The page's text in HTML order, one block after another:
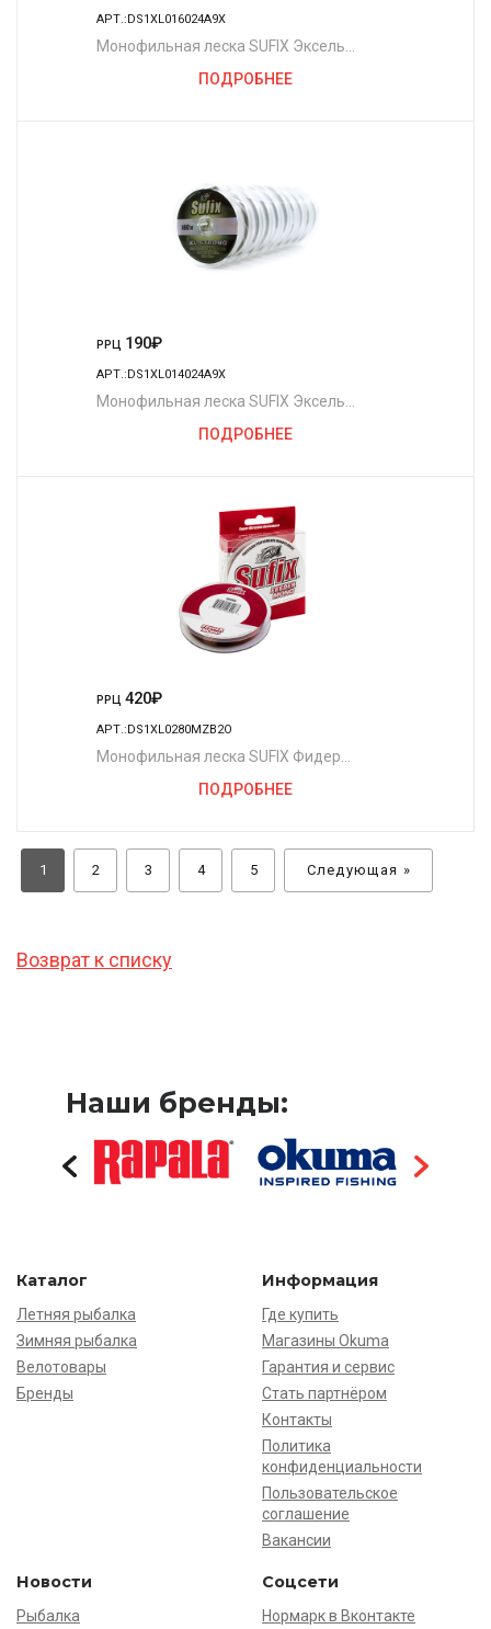
АРТ.:DS1XL016024A9X
Монофильная леска SUFIX Эксель
ПОДРОБНЕЕ
РРЦ 190₽
АРТ.:DS1XL014024A9X
Монофильная леска SUFIX Эксель
ПОДРОБНЕЕ
РРЦ 420₽
АРТ.:DS1XL0280MZB2O
Монофильная леска SUFIX Фидер
ПОДРОБНЕЕ
1 2 3 4 5 Следующая »
Возврат к списку
Наши бренды:
Каталог
Летняя рыбалка
Зимняя рыбалка
Велотовары
Бренды
Информация
Где купить
Магазины Okuma
Гарантия и сервис
Стать партнёром
Контакты
Политика
конфиденциальности
Пользовательское
соглашение
Вакансии
Новости
Рыбалка
Соцсети
Нормарк в Вконтакте